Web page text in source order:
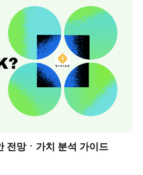
전망ㆍ가치 분석 가이드